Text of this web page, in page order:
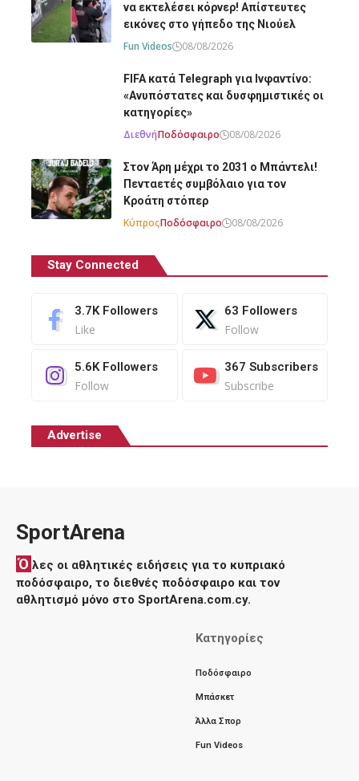
να εκτελέσει κόρνερ! Απίστευτες
εικόνες στο γήπεδο της Νιούελ
Fun Videos 08/08/2026
FIFA κατά Telegraph για Ινφαντίνο:
«Ανυπόστατες και δυσφημιστικές οι
κατηγορίες»
ΔιεθνήΠοδόσφαιρο 08/08/2026
Στον Άρη μέχρι το 2031 ο Μπάντελι!
Πενταετές συμβόλαιο για τον
Κροάτη στόπερ
ΚύπροςΠοδόσφαιρο 08/08/2026
Stay Connected
3.7K Followers
Like
63 Followers
Follow
5.6K Followers
Follow
367 Subscribers
Subscribe
Advertise
SportArena
Ό λες οι αθλητικές ειδήσεις για το κυπριακό
ποδόσφαιρο, το διεθνές ποδόσφαιρο και τον
αθλητισμό μόνο στο SportArena.com.cy.
Κατηγορίες
Ποδόσφαιρο
Μπάσκετ
Άλλα Σπορ
Fun Videos